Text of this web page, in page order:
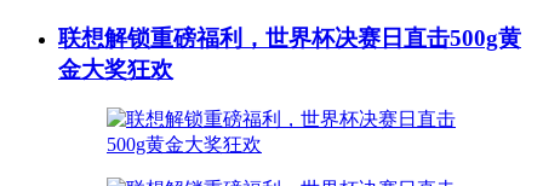
联想解锁重磅福利，世界杯决赛日直击500g黄
金大奖狂欢